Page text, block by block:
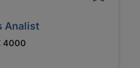
Analist
4000